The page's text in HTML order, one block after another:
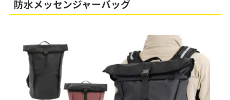
防水メッセンジャーバッグ